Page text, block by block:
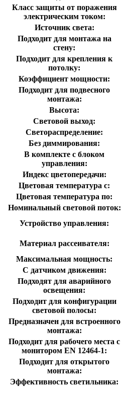
Класс защиты от поражения
электрическим током:
Источник света:
Подходит для монтажа на
стену:
Подходит для крепления к
потолку:
Коэффициент мощности:
Подходит для подвесного
монтажа:
Высота:
Световой выход:
Светораспределение:
Без диммирования:
В комплекте с блоком
управления:
Индекс цветопередачи:
Цветовая температура с:
Цветовая температура по:
Номинальный световой поток:
Устройство управления:
Материал рассеивателя:
Максимальная мощность:
С датчиком движения:
Подходят для аварийного
освещения:
Подходит для конфигурации
световой полосы:
Предназначен для встроенного
монтажа:
Подходит для рабочего места с
монитором EN 12464-1:
Подходит для открытого
монтажа:
Эффективность светильника: